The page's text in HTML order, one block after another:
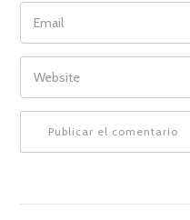
EMAIL
WEBSITE